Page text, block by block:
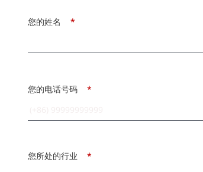
*
您的姓名
*
您的电话号码
*
您所处的行业